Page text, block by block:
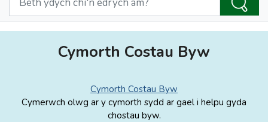
Cymorth Costau Byw
Cymorth Costau Byw
Cymerwch olwg ar y cymorth sydd ar gael i helpu gyda
chostau byw.